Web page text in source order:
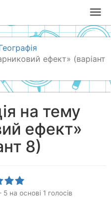
T
o
g
l
n
a
ефект» (варіант
на тему
ефект»
8)
5 на основі 1 голосів